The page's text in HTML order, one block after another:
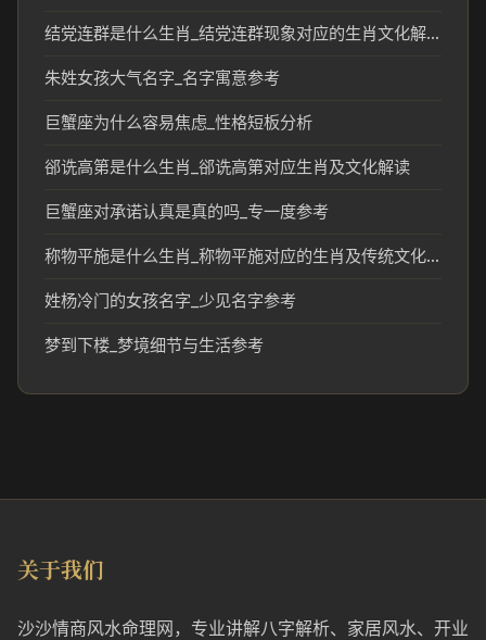
结党连群是什么生肖_结党连群现象对应的生肖文化解读
朱姓女孩大气名字_名字寓意参考
巨蟹座为什么容易焦虑_性格短板分析
郤诜高第是什么生肖_郤诜高第对应生肖及文化解读
巨蟹座对承诺认真是真的吗_专一度参考
称物平施是什么生肖_称物平施对应的生肖及传统文化解读
姓杨冷门的女孩名字_少见名字参考
梦到下楼_梦境细节与生活参考
关于我们
沙沙情商风水命理网，专业讲解八字解析、家居风水、开业